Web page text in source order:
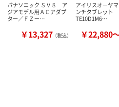
パナソニック ＳＶ８ ア
ジアモデル用ＡＣアダプ
ター／ＦＺー…
￥13,327 （税込）
アイリスオーヤ
ンチタブレット
TE10D1M6…
￥22,880